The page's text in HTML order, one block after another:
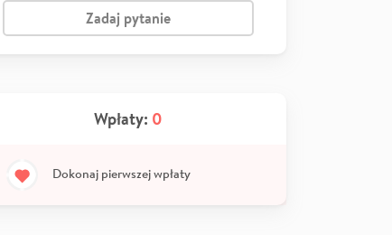
Zadaj pytanie
Wpłaty: 0
Dokonaj pierwszej wpłaty